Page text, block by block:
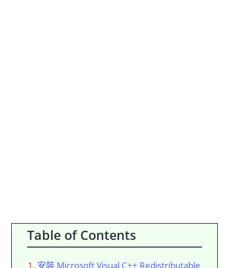
Table of Contents
安裝 Microsoft Visual C++ Redistributable